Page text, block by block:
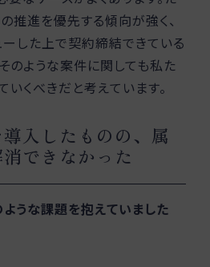
推進を優先する傾向が強く、
した上で契約締結できている
のような案件に関しても私た
いくべきだと考えています。
入したものの、属
できなかった
うな課題を抱えていました